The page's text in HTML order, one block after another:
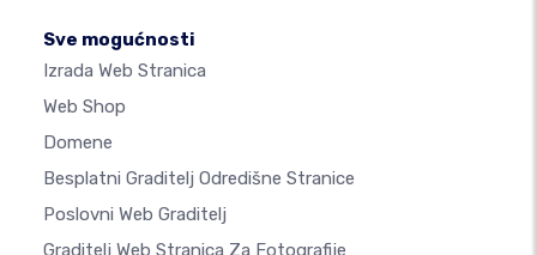
Sve mogućnosti
Izrada Web Stranica
Web Shop
Domene
Besplatni Graditelj Odredišne Stranice
Poslovni Web Graditelj
Graditelj Web Stranica Za Fotografije